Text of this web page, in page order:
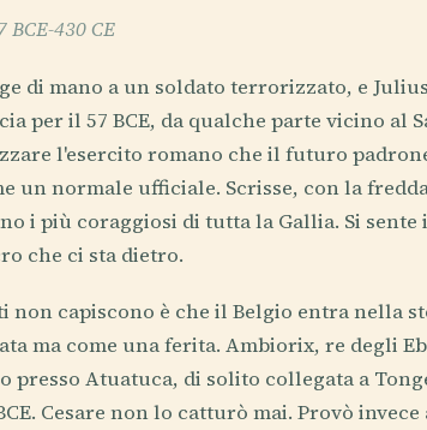
BCE-430 CE
di mano a un soldato terrorizzato, e
per il 57 BCE, da qualche parte vicino al
l'esercito romano che il futuro
un normale ufficiale. Scrisse, con la
i più coraggiosi di tutta la Gallia. Si
che ci sta dietro.
non capiscono è che il Belgio entra nella
ma come una ferita. Ambiorix, re degli
presso Atuatuca, di solito collegata a
Cesare non lo catturò mai. Provò